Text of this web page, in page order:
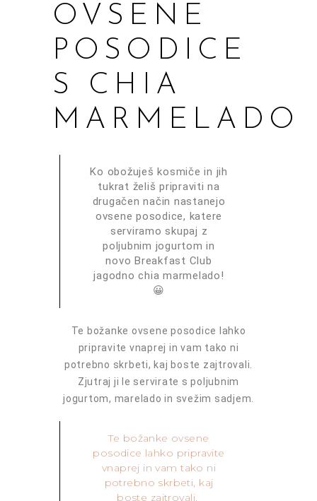
OVSENE
POSODICE
S CHIA
MARMELADO
Ko obožuješ kosmiče in jih
tukrat želiš pripraviti na
drugačen način nastanejo
ovsene posodice, katere
serviramo skupaj z
poljubnim jogurtom in
novo Breakfast Club
jagodno chia marmelado!
😀
Te božanke ovsene posodice lahko
pripravite vnaprej in vam tako ni
potrebno skrbeti, kaj boste zajtrovali.
Zjutraj ji le servirate s poljubnim
jogurtom, marelado in svežim sadjem.
Te božanke ovsene
posodice lahko pripravite
vnaprej in vam tako ni
potrebno skrbeti, kaj
boste zajtrovali.